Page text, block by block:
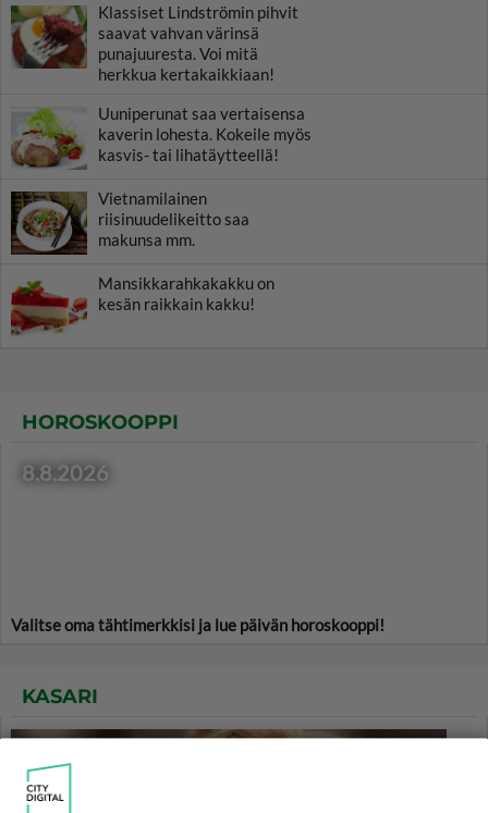
Klassiset Lindströmin pihvit
saavat vahvan värinsä
punajuuresta. Voi mitä
herkkua kertakaikkiaan!
Uuniperunat saa vertaisensa
kaverin lohesta. Kokeile myös
kasvis- tai lihatäytteellä!
Vietnamilainen
riisinuudelikeitto saa
makunsa mm.
Mansikkarahkakakku on
kesän raikkain kakku!
HOROSKOOPPI
8.8.2026
Valitse oma tähtimerkkisi ja lue päivän horoskooppi!
KASARI